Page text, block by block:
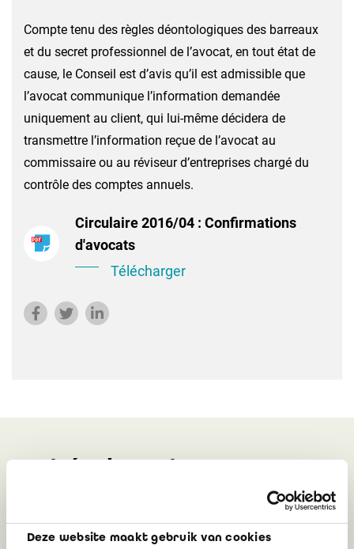
Deze website maakt gebruik van cookies
Compte tenu des règles déontologiques des barreaux
et du secret professionnel de l’avocat, en tout état de
cause, le Conseil est d’avis qu’il est admissible que
l’avocat communique l’information demandée
uniquement au client, qui lui-même décidera de
transmettre l’information reçue de l’avocat au
commissaire ou au réviseur d’entreprises chargé du
contrôle des comptes annuels.
Circulaire 2016/04 : Confirmations
d'avocats
Télécharger
Peut également vous